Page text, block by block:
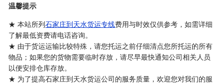
温馨提示
★ 本站所列石家庄到天水货运专线费用与时效仅供参考，如需详细
了解最低资费请电话咨询。
★ 由于货运运输比较特殊，请您托运之前仔细清点您所托运的所有
物品；如果您的货物需要临时存放，请尽早最快通知公司相关人员
以便安排仓库存放。
★ 为了提高石家庄到天水货运公司的服务质量，欢迎您对我们的服